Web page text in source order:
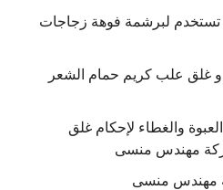
لبرشمة فوهة زجاجات
غلق علب كريم حمام الشعر
والغطاء لإحكام غلق
مهندس منسى
مهندس منسى